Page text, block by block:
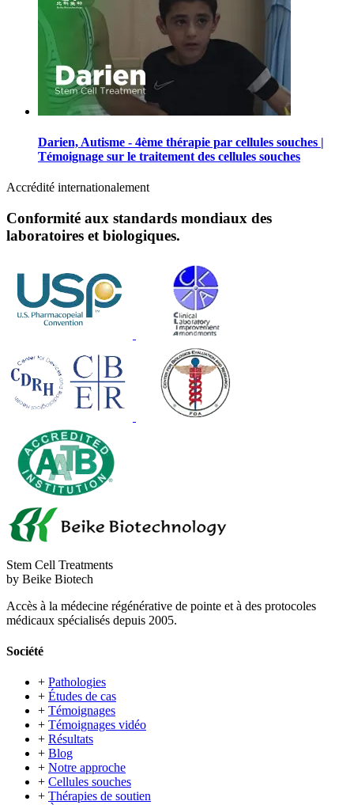
Darien, Autisme - 4ème thérapie par cellules souches |
Témoignage sur le traitement des cellules souches
Accrédité internationalement
Conformité aux standards mondiaux des
laboratoires et biologiques.
Stem Cell Treatments
by Beike Biotech
Accès à la médecine régénérative de pointe et à des protocoles
médicaux spécialisés depuis 2005.
Société
+ Pathologies
+ Études de cas
+ Témoignages
+ Témoignages vidéo
+ Résultats
+ Blog
+ Notre approche
+ Cellules souches
+ Thérapies de soutien